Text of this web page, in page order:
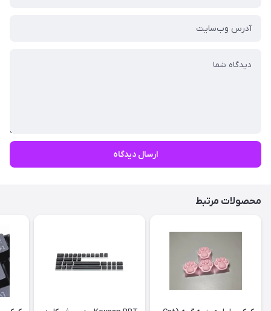
ارسال دیدگاه
محصولات مرتبط